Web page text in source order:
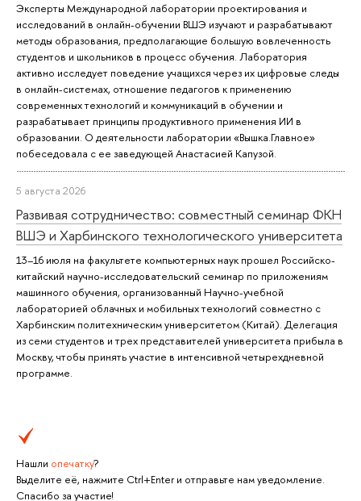
Эксперты Международной лаборатории проектирования и
исследований в онлайн-обучении ВШЭ изучают и разрабатывают
методы образования, предполагающие большую вовлеченность
студентов и школьников в процесс обучения. Лаборатория
активно исследует поведение учащихся через их цифровые следы
в онлайн-системах, отношение педагогов к применению
современных технологий и коммуникаций в обучении и
разрабатывает принципы продуктивного применения ИИ в
образовании. О деятельности лаборатории «Вышка.Главное»
побеседовала с ее заведующей Анастасией Капузой.
5 августа 2026
Развивая сотрудничество: совместный семинар ФКН
ВШЭ и Харбинского технологического университета
13–16 июля на факультете компьютерных наук прошел Российско-
китайский научно-исследовательский семинар по приложениям
машинного обучения, организованный Научно-учебной
лабораторией облачных и мобильных технологий совместно с
Харбинским политехническим университетом (Китай). Делегация
из семи студентов и трех представителей университета прибыла в
Москву, чтобы принять участие в интенсивной четырехдневной
программе.
Нашли опечатку?
Выделите её, нажмите Ctrl+Enter и отправьте нам уведомление.
Спасибо за участие!